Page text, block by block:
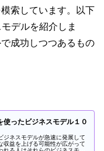
索しています。以下
デルを紹介しま
成功しつつあるもの
使ったビジネスモデル１０
ジネスモデルが急速に発展して
収益を上げる可能性が広がって